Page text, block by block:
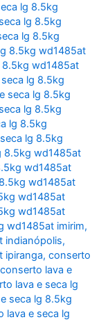
lg 8.5kg
lg 8.5kg
lg 8.5kg
8.5kg wd1485at
wd1485at
lg 8.5kg
seca lg 8.5kg
lg 8.5kg
lg 8.5kg
lg 8.5kg
8.5kg wd1485at
wd1485at
wd1485at
wd1485at
wd1485at
wd1485at imirim,
indianópolis,
ipiranga,conserto
conserto lava e
lava e seca lg
seca lg 8.5kg
lava e seca lg